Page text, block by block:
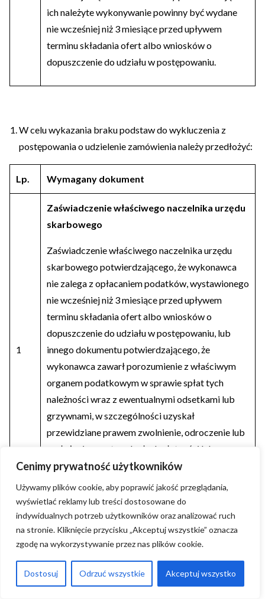
Cenimy prywatność użytkowników
Używamy plików cookie, aby poprawić jakość przeglądania,
wyświetlać reklamy lub treści dostosowane do
indywidualnych potrzeb użytkowników oraz analizować ruch
na stronie. Kliknięcie przycisku „Akceptuj wszystkie” oznacza
zgodę na wykorzystywanie przez nas plików cookie.
Dostosuj Odrzuć wszystkie Akceptuj wszystko
ich należyte wykonywanie powinny być wydane
nie wcześniej niż 3 miesiące przed upływem
terminu składania ofert albo wniosków o
dopuszczenie do udziału w postępowaniu.
W celu wykazania braku podstaw do wykluczenia z
postępowania o udzielenie zamówienia należy przedłożyć:
Lp. Wymagany dokument
1
Zaświadczenie właściwego naczelnika urzędu
skarbowego
Zaświadczenie właściwego naczelnika urzędu
skarbowego potwierdzającego, że wykonawca
nie zalega z opłacaniem podatków, wystawionego
nie wcześniej niż 3 miesiące przed upływem
terminu składania ofert albo wniosków o
dopuszczenie do udziału w postępowaniu, lub
innego dokumentu potwierdzającego, że
wykonawca zawarł porozumienie z właściwym
organem podatkowym w sprawie spłat tych
należności wraz z ewentualnymi odsetkami lub
grzywnami, w szczególności uzyskał
przewidziane prawem zwolnienie, odroczenie lub
rozłożenie na raty zaległych płatności lub
wstrzymanie w całości wykonania decyzji
właściwego organu.
Zaświadczenie właściwej terenowej jednostki
organizacyjnej ZUS lub KRUS
Zaświadczenie właściwej terenowej jednostki
organizacyjnej Zakładu Ubezpieczeń